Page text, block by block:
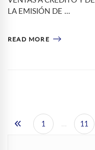
LA EMISIÓN DE …
READ MORE
1 … 11